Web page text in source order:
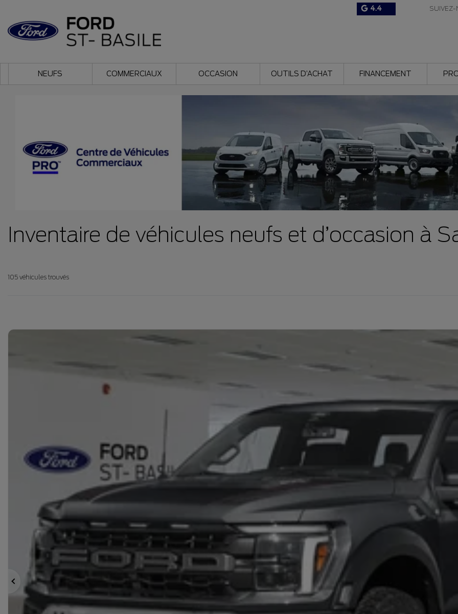
4.4 SUIVEZ-
NEUFS COMMERCIAUX OCCASION OUTILS D’ACHAT FINANCEMENT
Inventaire de véhicules neufs et d’occasion à
105 véhicules trouvés
Précédent